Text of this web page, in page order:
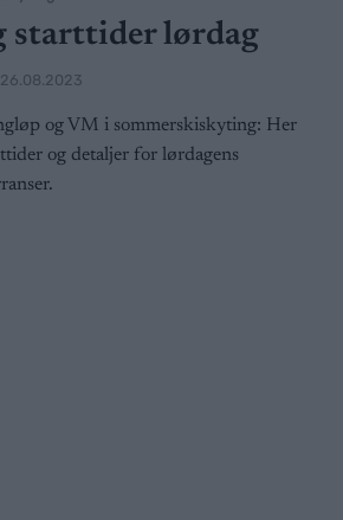
starttider lørdag
26.08.2023
og VM i sommerskiskyting: Her
og detaljer for lørdagens